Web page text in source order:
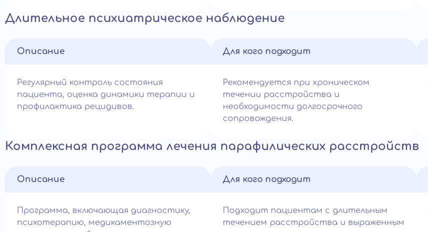
Длительное психиатрическое наблюдение
Описание
Регулярный контроль состояния
пациента, оценка динамики терапии и
профилактика рецидивов.
Для кого подходит
Рекомендуется при хроническом
течении расстройства и
необходимости долгосрочного
сопровождения.
Комплексная программа лечения парафилических расстройств
Описание
Программа, включающая диагностику,
психотерапию, медикаментозную
Для кого подходит
Подходит пациентам с длительным
течением расстройства и выраженным